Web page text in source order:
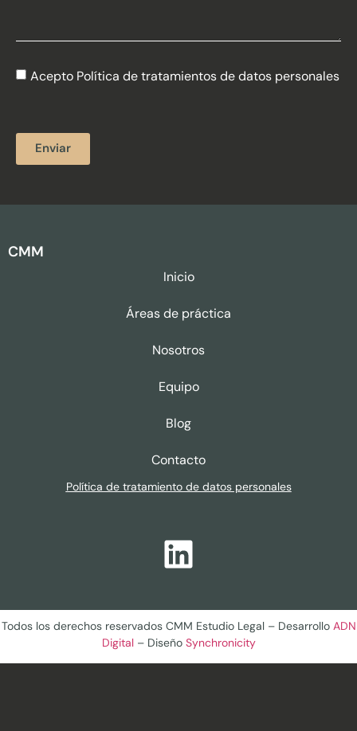
Acepto Política de tratamientos de datos personales
Enviar
CMM
Inicio
Áreas de práctica
Nosotros
Equipo
Blog
Contacto
Política de tratamiento de datos personales
Todos los derechos reservados CMM Estudio Legal – Desarrollo ADN
Digital– Diseño Synchronicity